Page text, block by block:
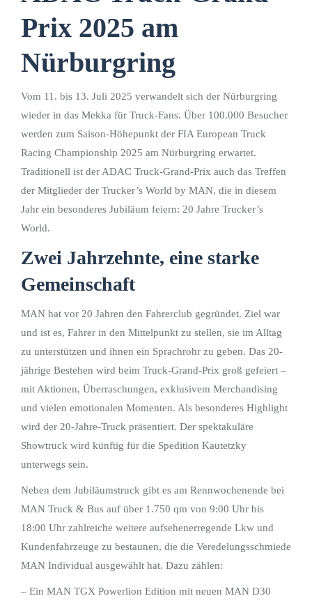
Prix 2025 am
Nürburgring
Vom 11. bis 13. Juli 2025 verwandelt sich der Nürburgring
wieder in das Mekka für Truck-Fans. Über 100.000 Besucher
werden zum Saison-Höhepunkt der FIA European Truck
Racing Championship 2025 am Nürburgring erwartet.
Traditionell ist der ADAC Truck-Grand-Prix auch das Treffen
der Mitglieder der Trucker’s World by MAN, die in diesem
Jahr ein besonderes Jubiläum feiern: 20 Jahre Trucker’s
World.
Zwei Jahrzehnte, eine starke
Gemeinschaft
MAN hat vor 20 Jahren den Fahrerclub gegründet. Ziel war
und ist es, Fahrer in den Mittelpunkt zu stellen, sie im Alltag
zu unterstützen und ihnen ein Sprachrohr zu geben. Das 20-
jährige Bestehen wird beim Truck-Grand-Prix groß gefeiert –
mit Aktionen, Überraschungen, exklusivem Merchandising
und vielen emotionalen Momenten. Als besonderes Highlight
wird der 20-Jahre-Truck präsentiert. Der spektakuläre
Showtruck wird künftig für die Spedition Kautetzky
unterwegs sein.
Neben dem Jubiläumstruck gibt es am Rennwochenende bei
MAN Truck & Bus auf über 1.750 qm von 9:00 Uhr bis
18:00 Uhr zahlreiche weitere aufsehenerregende Lkw und
Kundenfahrzeuge zu bestaunen, die die Veredelungsschmiede
MAN Individual ausgewählt hat. Dazu zählen:
– Ein MAN TGX Powerlion Edition mit neuen MAN D30